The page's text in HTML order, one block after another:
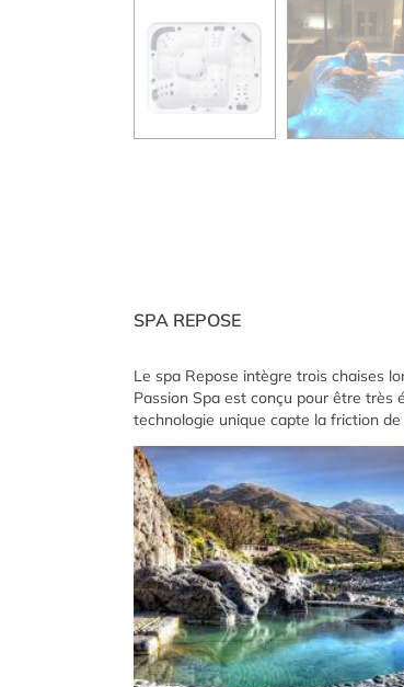
SPA REPOSE
Le spa Repose intègre trois chaises
Passion Spa est conçu pour être
technologie unique capte la friction